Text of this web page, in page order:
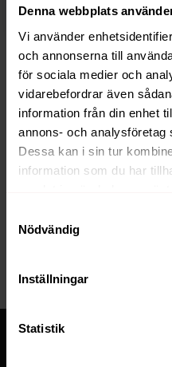
Denna webbplats
Vi använder
och annonserna till
för sociala medier och
vidarebefordrar även
information från din enhet
annons- och analysföretag
Dessa kan i sin tur
information som du har
Nödvändig
Inställningar
Statistik
Läs mer
The website
reach has been
If you are the owner of this
website to be suspended.